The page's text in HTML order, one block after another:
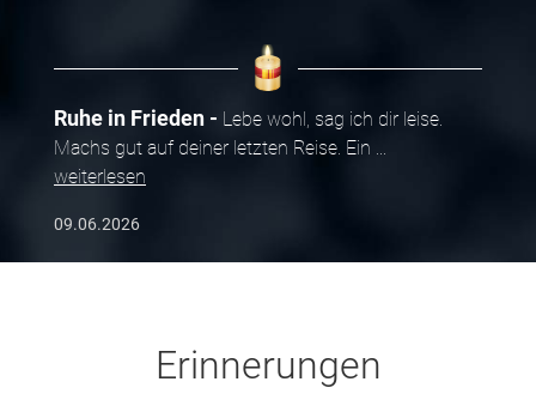
Ruhe in Frieden
Lebe wohl, sag ich dir leise.
Machs gut auf deiner letzten Reise. Ein
weiterlesen
09.06.2026
Erinnerungen